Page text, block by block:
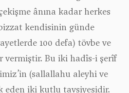
ânına kadar herkes
kendisinin günde
100 defa) tövbe ve
vermiştir. Bu iki hadîs-i şerîf
(sallallahu aleyhi ve
eden iki kutlu tavsiyesidir.